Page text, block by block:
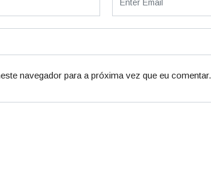
navegador para a próxima vez que eu comentar.